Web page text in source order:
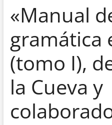
«Manual
gramática
(tomo I),
la Cueva y